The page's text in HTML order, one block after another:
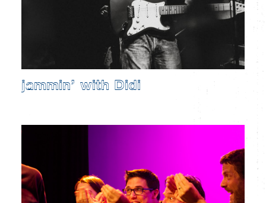
jammin’ with Didi